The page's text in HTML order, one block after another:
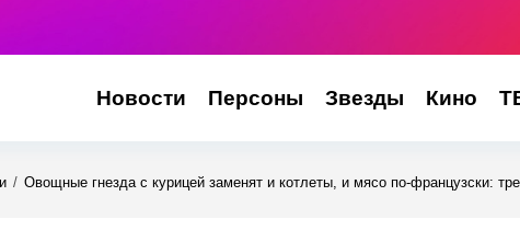
Новости Персоны Звезды Кино
/ Овощные гнезда с курицей заменят и котлеты, и мясо по-французски: